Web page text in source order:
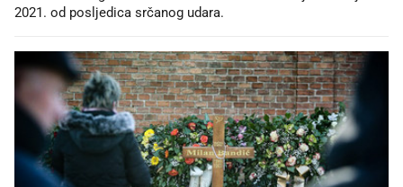
2021. od posljedica srčanog udara.